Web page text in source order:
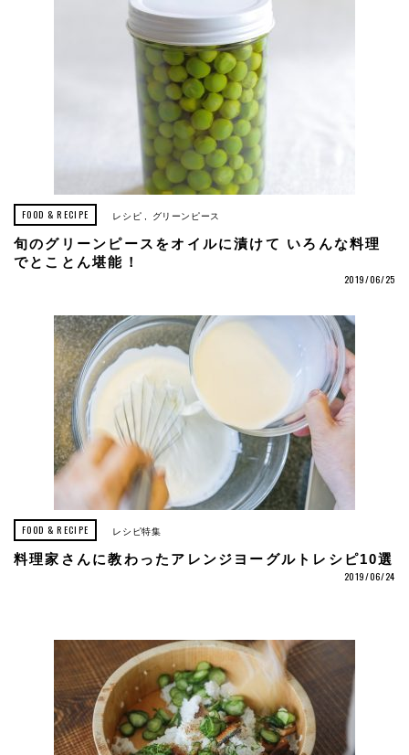
FOOD & RECIPE レシピ グリーンピース
旬のグリーンピースをオイルに漬けて いろんな料理
でとことん堪能！
2019/06/25
FOOD & RECIPE レシピ特集
料理家さんに教わったアレンジヨーグルトレシピ10選
2019/06/24